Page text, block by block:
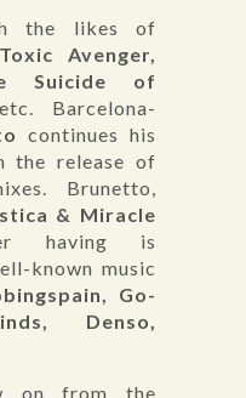
the likes of
Avenger,
Suicide of
Barcelona-
continues his
the release of
Brunetto,
& Miracle
having is
known music
Go-
Denso,
on from the